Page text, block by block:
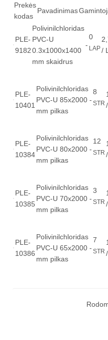
Prekės
kodas
Pavadinimas
PLE-
9182
Polivinilchloridas
PVC-U
0.3x1000x1400
mm skaidrus
-
0
LAP/
PLE-
10401
Polivinilchloridas
PVC-U 85x2000
mm pilkas
-
8
STR
PLE-
10384
Polivinilchloridas
PVC-U 80x2000
mm pilkas
-
12
STR
PLE-
10385
Polivinilchloridas
PVC-U 70x2000
mm pilkas
-
3
STR
PLE-
10386
Polivinilchloridas
PVC-U 65x2000
mm pilkas
-
7
STR